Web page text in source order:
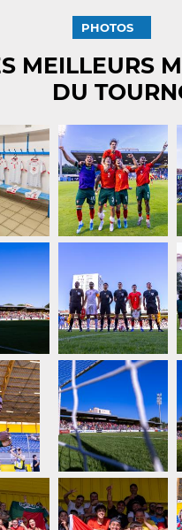
PHOTOS
MEILLEURS
DU